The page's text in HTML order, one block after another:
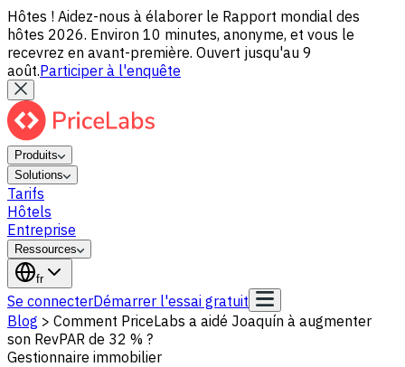
Hôtes ! Aidez-nous à élaborer le Rapport mondial des
hôtes 2026. Environ 10 minutes, anonyme, et vous le
recevrez en avant-première. Ouvert jusqu'au 9
août.Participer à l'enquête
Produits
Solutions
Tarifs
Hôtels
Entreprise
Ressources
fr
Se connecterDémarrer l'essai gratuit
Blog > Comment PriceLabs a aidé Joaquín à augmenter
son RevPAR de 32 % ?
Gestionnaire immobilier